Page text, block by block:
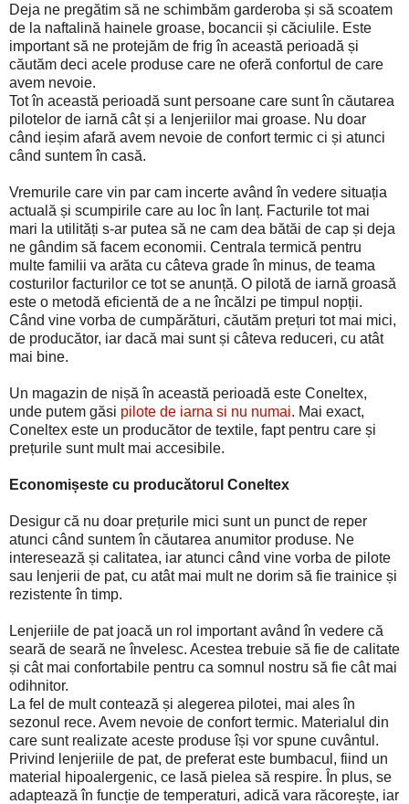
Deja ne pregătim să ne schimbăm garderoba și să scoatem
de la naftalină hainele groase, bocancii și căciulile. Este
important să ne protejăm de frig în această perioadă și
căutăm deci acele produse care ne oferă confortul de care
avem nevoie.
Tot în această perioadă sunt persoane care sunt în căutarea
pilotelor de iarnă cât și a lenjeriilor mai groase. Nu doar
când ieșim afară avem nevoie de confort termic ci și atunci
când suntem în casă.
Vremurile care vin par cam incerte având în vedere situația
actuală și scumpirile care au loc în lanț. Facturile tot mai
mari la utilități s-ar putea să ne cam dea bătăi de cap și deja
ne gândim să facem economii. Centrala termică pentru
multe familii va arăta cu câteva grade în minus, de teama
costurilor facturilor ce tot se anunță. O pilotă de iarnă groasă
este o metodă eficientă de a ne încălzi pe timpul nopții.
Când vine vorba de cumpărături, căutăm prețuri tot mai mici,
de producător, iar dacă mai sunt și câteva reduceri, cu atât
mai bine.
Un magazin de nișă în această perioadă este Coneltex,
unde putem găsi pilote de iarna si nu numai. Mai exact,
Coneltex este un producător de textile, fapt pentru care și
prețurile sunt mult mai accesibile.
Economișeste cu producătorul Coneltex
Desigur că nu doar prețurile mici sunt un punct de reper
atunci când suntem în căutarea anumitor produse. Ne
interesează și calitatea, iar atunci când vine vorba de pilote
sau lenjerii de pat, cu atât mai mult ne dorim să fie trainice și
rezistente în timp.
Lenjeriile de pat joacă un rol important având în vedere că
seară de seară ne învelesc. Acestea trebuie să fie de calitate
și cât mai confortabile pentru ca somnul nostru să fie cât mai
odihnitor.
La fel de mult contează și alegerea pilotei, mai ales în
sezonul rece. Avem nevoie de confort termic. Materialul din
care sunt realizate aceste produse își vor spune cuvântul.
Privind lenjeriile de pat, de preferat este bumbacul, fiind un
material hipoalergenic, ce lasă pielea să respire. În plus, se
adaptează în funcție de temperaturi, adică vara răcorește, iar